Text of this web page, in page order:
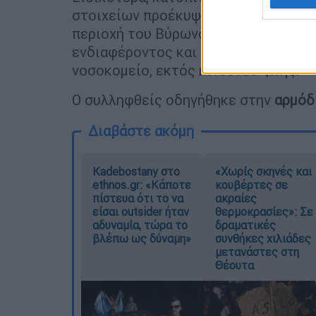
στοιχείων προέκυψε ότι ο
περιοχή του Βύρωνα, πυροβόλησε
ενδιαφέροντος και
τραυμάτισε
νοσοκομείο, εκτός κινδύνου ζωής.
Ο συλληφθείς οδηγήθηκε στην
Διαβάστε ακόμη
Kadebostany στο
ethnos.gr: «Κάποτε
πίστευα ότι το να
είσαι outsider ήταν
αδυναμία, τώρα το
βλέπω ως δύναμη»
«Χωρίς σκηνές και
κουβέρτες σε
ακραίες
θερμοκρασίες»: Σε
δραματικές
συνθήκες χιλιάδες
μετανάστες στη
Θέουτα